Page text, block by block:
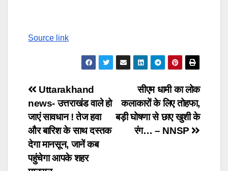
Source link
Post
navigation
सीएम धामी का लोक
कलाकारों के लिए तोहफा,
बड़ी घोषणा से छाए खुशी के
रंग… – NNSP
Uttarakhand
news- उत्तराखंड वाले हो
जाएं सावधान ! तेज हवा
और बारिश के साथ दस्तक
देगा मानसून, जानें कब
पहुंचेगा आपके शहर